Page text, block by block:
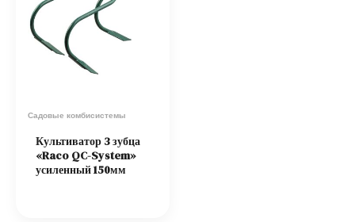
Садовые комбисистемы
Культиватор 3 зубца
«Raco QC-System»
усиленный 150мм